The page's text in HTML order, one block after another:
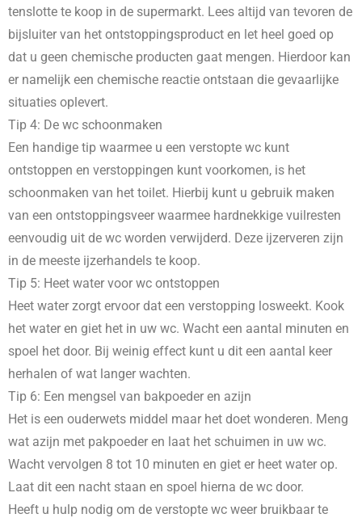
tenslotte te koop in de supermarkt. Lees altijd van tevoren de
bijsluiter van het ontstoppingsproduct en let heel goed op
dat u geen chemische producten gaat mengen. Hierdoor kan
er namelijk een chemische reactie ontstaan die gevaarlijke
situaties oplevert.
Tip 4: De wc schoonmaken
Een handige tip waarmee u een verstopte wc kunt
ontstoppen en verstoppingen kunt voorkomen, is het
schoonmaken van het toilet. Hierbij kunt u gebruik maken
van een ontstoppingsveer waarmee hardnekkige vuilresten
eenvoudig uit de wc worden verwijderd. Deze ijzerveren zijn
in de meeste ijzerhandels te koop.
Tip 5: Heet water voor wc ontstoppen
Heet water zorgt ervoor dat een verstopping losweekt. Kook
het water en giet het in uw wc. Wacht een aantal minuten en
spoel het door. Bij weinig effect kunt u dit een aantal keer
herhalen of wat langer wachten.
Tip 6: Een mengsel van bakpoeder en azijn
Het is een ouderwets middel maar het doet wonderen. Meng
wat azijn met pakpoeder en laat het schuimen in uw wc.
Wacht vervolgen 8 tot 10 minuten en giet er heet water op.
Laat dit een nacht staan en spoel hierna de wc door.
Heeft u hulp nodig om de verstopte wc weer bruikbaar te